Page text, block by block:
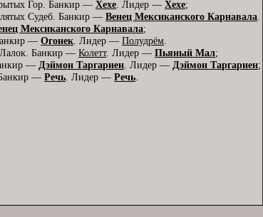
Гор. Банкир —Хехе. Лидер —Хехе;
Судеб. Банкир —Венец Мексиканского Карнавала.
Мексиканского Карнавала;
—Огонек. Лидер —Полудрём.
Лалок. Банкир —Колетт. Лидер —Пьяный Мал;
—Дэймон Таргариен. Лидер —Дэймон Таргариен;
—Речь. Лидер —Речь.